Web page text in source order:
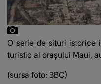
O serie de situri istorice
turistic al orașului Maui,
(sursa foto: BBC)